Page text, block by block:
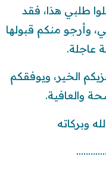
طلبي هذا، فقد
وأرجو منكم قبولها
عاجلة.
الخير، ويوفقكم
والعافية.
وبركاته